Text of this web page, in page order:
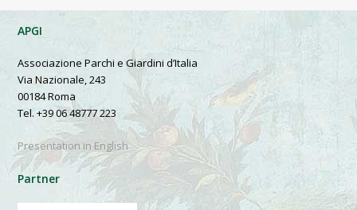
APGI
Associazione Parchi e Giardini d’Italia
Via Nazionale, 243
00184 Roma
Tel. +39 06 48777 223
Presentation in English
Partner